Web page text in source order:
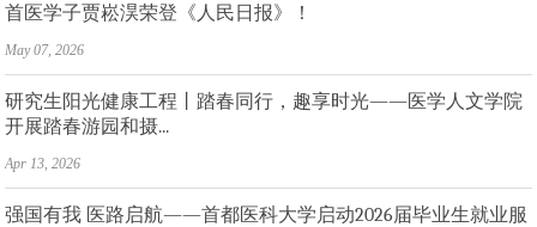
首医学子贾崧淏荣登《人民日报》！
May 07, 2026
研究生阳光健康工程丨踏春同行，趣享时光——医学人文学院
开展踏春游园和摄...
Apr 13, 2026
强国有我 医路启航——首都医科大学启动2026届毕业生就业服